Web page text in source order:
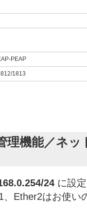
PEAP
1813
理機能／ネッ
24 に設
Ether2はお使い